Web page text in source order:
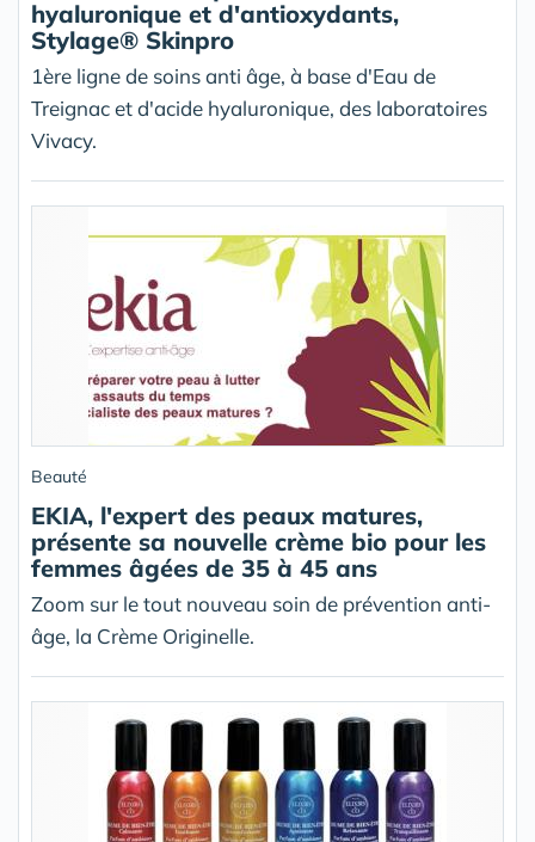
hyaluronique et d'antioxydants,
Stylage® Skinpro
1ère ligne de soins anti âge, à base d'Eau de
Treignac et d'acide hyaluronique, des laboratoires
Vivacy.
Beauté
EKIA, l'expert des peaux matures,
présente sa nouvelle crème bio pour les
femmes âgées de 35 à 45 ans
Zoom sur le tout nouveau soin de prévention anti-
âge, la Crème Originelle.